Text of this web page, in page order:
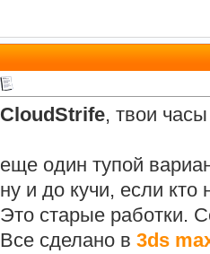
CloudStrife, твои
еще один тупой
ну и до кучи, если кто
Это старые работки.
Все сделано в 3ds